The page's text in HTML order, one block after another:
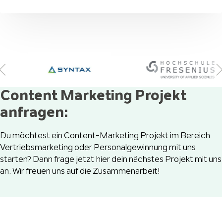
Content Marketing Projekt
anfragen:
Du möchtest ein Content-Marketing Projekt im Bereich
Vertriebsmarketing oder Personalgewinnung mit uns
starten? Dann frage jetzt hier dein nächstes Projekt mit uns
an. Wir freuen uns auf die Zusammenarbeit!